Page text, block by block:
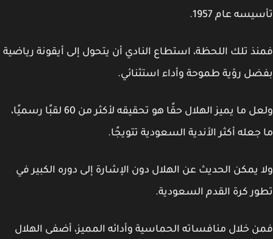
عام 1957.
تلك اللحظة، استطاع النادي أن يتحول إلى أيقونة رياضية
رؤية طموحة وأداء استثنائي.
ولعل ما يميز الهلال حقًا هو تحقيقه لأكثر من 60 لقبًا رسميًا،
أكثر الأندية السعودية تتويجًا.
يمكن الحديث عن الهلال دون الإشارة إلى دوره الكبير في
كرة القدم السعودية.
خلال منافساته الحماسية وأدائه المميز، أضفى الهلال